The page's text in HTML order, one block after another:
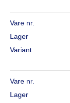
Vare nr.
Lager
Variant
Vare nr.
Lager